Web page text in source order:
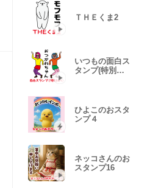
ＴＨＥくま2
いつもの面白ス
タンプ(特別編
ひよこのおスタ
ンプ４
ネッコさんのお
スタンプ16